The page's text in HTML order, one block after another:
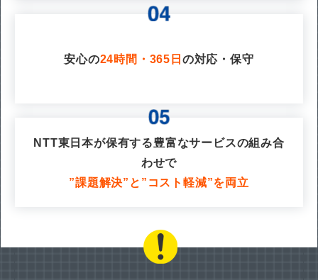
安心の24時間・365日 の対応・保守
NTT東日本が保有する豊富なサービスの組み合
わせで
”課題解決”と”コスト軽減”を両立